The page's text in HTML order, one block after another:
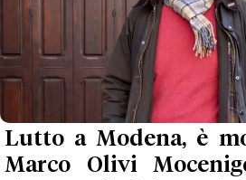
Lutto a Modena, è
Marco Olivi